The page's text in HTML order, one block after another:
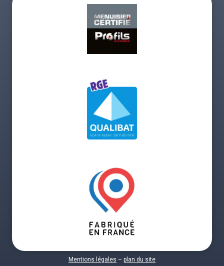
Mentions légales – plan du site